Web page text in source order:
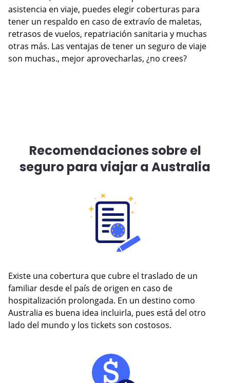
asistencia en viaje, puedes elegir coberturas para
tener un respaldo en caso de extravío de maletas,
retrasos de vuelos, repatriación sanitaria y muchas
otras más. Las ventajas de tener un seguro de viaje
son muchas., mejor aprovecharlas, ¿no crees?
Recomendaciones sobre el
seguro para viajar a Australia
Existe una cobertura que cubre el traslado de un
familiar desde el país de origen en caso de
hospitalización prolongada. En un destino como
Australia es buena idea incluirla, pues está del otro
lado del mundo y los tickets son costosos.